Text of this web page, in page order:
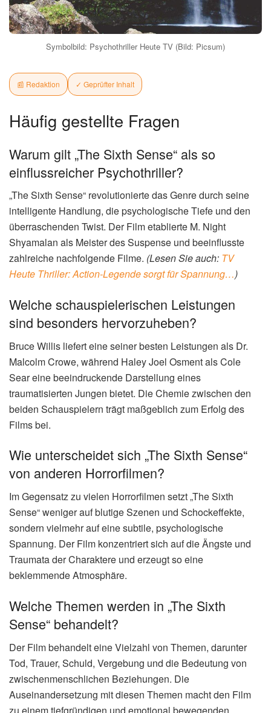
Symbolbild: Psychothriller Heute TV (Bild: Picsum)
📰 Redaktion ✓ Geprüfter Inhalt
Häufig gestellte Fragen
Warum gilt „The Sixth Sense“ als so
einflussreicher Psychothriller?
„The Sixth Sense“ revolutionierte das Genre durch seine
intelligente Handlung, die psychologische Tiefe und den
überraschenden Twist. Der Film etablierte M. Night
Shyamalan als Meister des Suspense und beeinflusste
zahlreiche nachfolgende Filme. (Lesen Sie auch: TV
Heute Thriller: Action-Legende sorgt für Spannung…)
Welche schauspielerischen Leistungen
sind besonders hervorzuheben?
Bruce Willis liefert eine seiner besten Leistungen als Dr.
Malcolm Crowe, während Haley Joel Osment als Cole
Sear eine beeindruckende Darstellung eines
traumatisierten Jungen bietet. Die Chemie zwischen den
beiden Schauspielern trägt maßgeblich zum Erfolg des
Films bei.
Wie unterscheidet sich „The Sixth Sense“
von anderen Horrorfilmen?
Im Gegensatz zu vielen Horrorfilmen setzt „The Sixth
Sense“ weniger auf blutige Szenen und Schockeffekte,
sondern vielmehr auf eine subtile, psychologische
Spannung. Der Film konzentriert sich auf die Ängste und
Traumata der Charaktere und erzeugt so eine
beklemmende Atmosphäre.
Welche Themen werden in „The Sixth
Sense“ behandelt?
Der Film behandelt eine Vielzahl von Themen, darunter
Tod, Trauer, Schuld, Vergebung und die Bedeutung von
zwischenmenschlichen Beziehungen. Die
Auseinandersetzung mit diesen Themen macht den Film
zu einem tiefgründigen und emotional bewegenden